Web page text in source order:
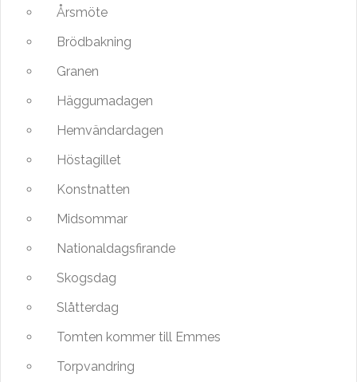
Årsmöte
Brödbakning
Granen
Häggumadagen
Hemvändardagen
Höstagillet
Konstnatten
Midsommar
Nationaldagsfirande
Skogsdag
Slåtterdag
Tomten kommer till Emmes
Torpvandring